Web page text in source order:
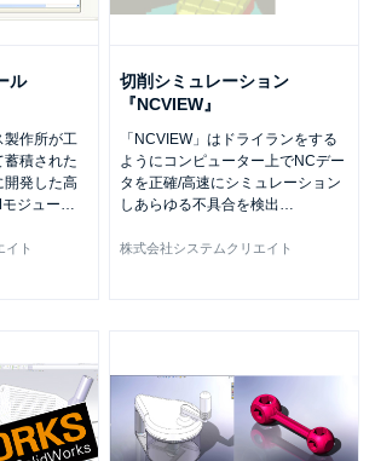
ル
製作所が工
蓄積された
開発した高
ジュー…
イト
切削シミュレーション
『NCVIEW』
「NCVIEW」はドライランをする
ようにコンピューター上でNCデー
タを正確/高速にシミュレーション
しあらゆる不具合を検出…
株式会社システムクリエイト